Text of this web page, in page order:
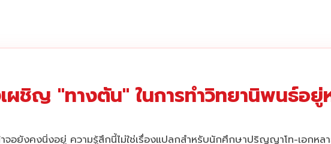
ผชิญ "ทางตัน" ในการทำวิทยานิพนธ์อยู่
จอยังคงนิ่งอยู่ ความรู้สึกนี้ไม่ใช่เรื่องแปลกสำหรับนักศึกษาปริญญาโท-เอกหล